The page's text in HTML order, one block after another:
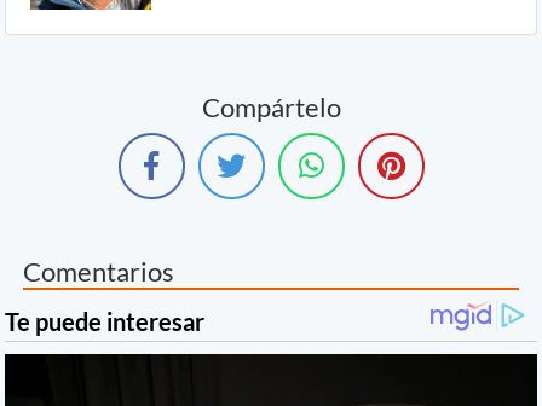
Compártelo
Comentarios